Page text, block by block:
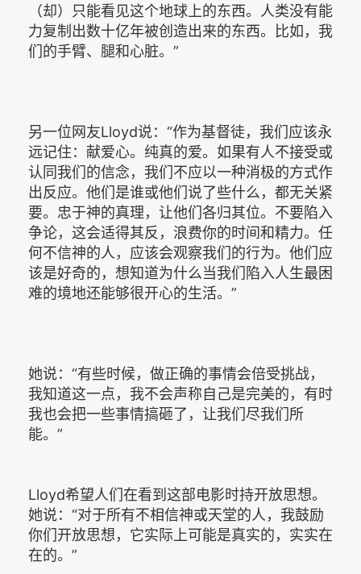
（却）只能看见这个地球上的东西。人类没有能
力复制出数十亿年被创造出来的东西。比如，我
们的手臂、腿和心脏。”
另一位网友Lloyd说：“作为基督徒，我们应该永
远记住：献爱心。纯真的爱。如果有人不接受或
认同我们的信念，我们不应以一种消极的方式作
出反应。他们是谁或他们说了些什么，都无关紧
要。忠于神的真理，让他们各归其位。不要陷入
争论，这会适得其反，浪费你的时间和精力。任
何不信神的人，应该会观察我们的行为。他们应
该是好奇的，想知道为什么当我们陷入人生最困
难的境地还能够很开心的生活。”
她说：“有些时候，做正确的事情会倍受挑战，
我知道这一点，我不会声称自己是完美的，有时
我也会把一些事情搞砸了，让我们尽我们所
能。”
Lloyd希望人们在看到这部电影时持开放思想。
她说：“对于所有不相信神或天堂的人，我鼓励
你们开放思想，它实际上可能是真实的，实实在
在的。”